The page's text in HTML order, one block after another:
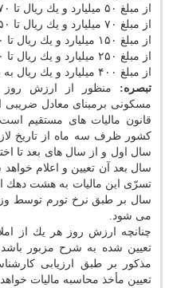
از مبلغ ۵۰ میلیارد و یك ریال تا ۷۰ میلیارد ریال یك در هزار
از مبلغ ۷۰ میلیارد و یك ریال تا ۱۵۰ میلیارد ریال دو در هزار
از مبلغ ۱۵۰ میلیارد و یك ریال تا ۲۵۰ میلیارد ریال سه در هزار
از مبلغ ۲۵۰ میلیارد و یك ریال تا ۴۰۰ میلیارد ریال چهار در هزار
از مبلغ ۴۰۰ میلیارد و یك ریال به بالا پنج در هزار
تبصره: منظور از ارزش روز
قانون مالیات های مستقیم
كشور ظرف سه ماه از تاریخ
سال اول و از سال های بعد تا
سال بعد آن تعیین و اعلام
تسرّی این مالیات به هشت دهك
سال بر طبق نرخ تورم توسط
می شود.
چنانچه ارزش روز هر یك از
تعیین شده به شرح مزبور
مذكور بر طبق ارزیابی
تعیین مأخذ محاسبه مالیات خواهد